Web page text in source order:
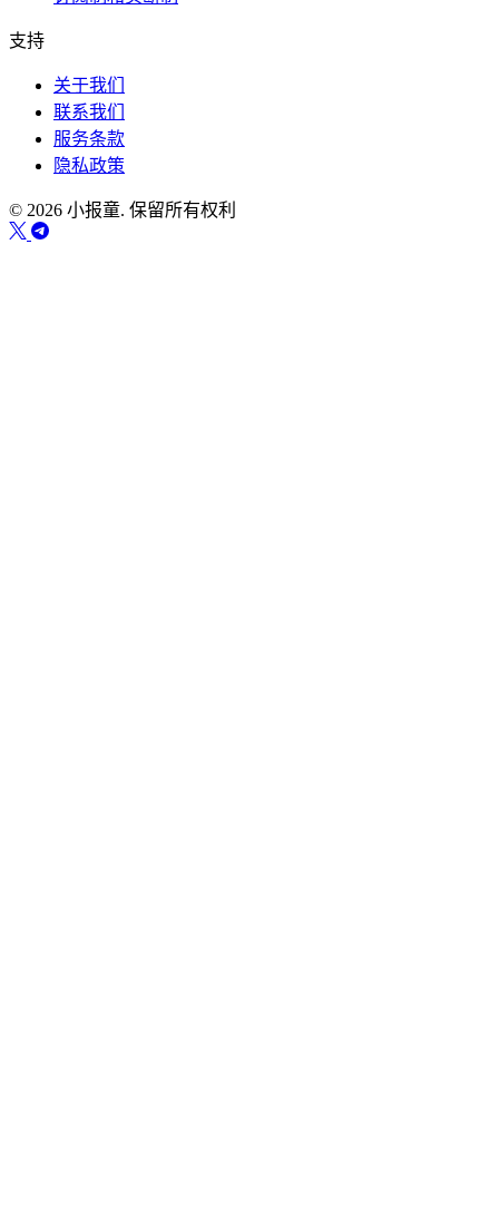
支持
关于我们
联系我们
服务条款
隐私政策
© 2026 小报童. 保留所有权利